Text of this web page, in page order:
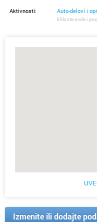
Aktivnosti: Auto-delovi i
kliknite ovde i
Izmenite ili dodajte